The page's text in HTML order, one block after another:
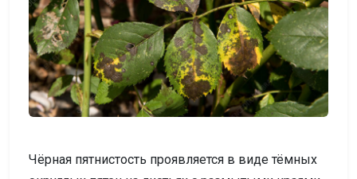
Чёрная пятнистость проявляется в виде тёмных